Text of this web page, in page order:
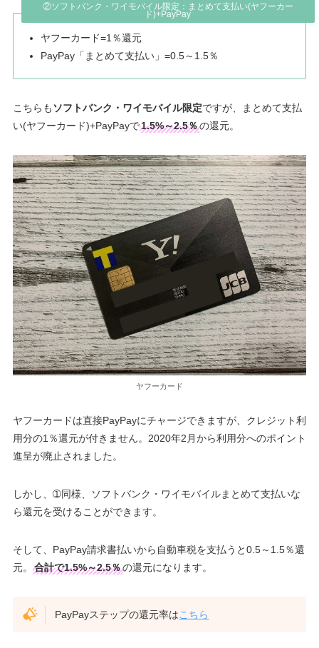
②ソフトバンク・ワイモバイル限定：まとめて支払い(ヤフーカー
ド)+PayPay
ヤフーカード=1％還元
PayPay「まとめて支払い」=0.5～1.5％
こちらも ソフトバンク・ワイモバイル限定ですが、まとめて支払
い(ヤフーカード)+PayPayで1.5%～2.5％の還元。
ヤフーカード
ヤフーカードは直接PayPayにチャージできますが、クレジット利
用分の1％還元が付きません。2020年2月から利用分へのポイント
進呈が廃止されました。
しかし、➀同様、ソフトバンク・ワイモバイルまとめて支払いな
ら還元を受けることができます。
そして、PayPay請求書払いから自動車税を支払うと0.5～1.5％還
元。
合計で1.5%～2.5％の還元になります。
PayPayステップの還元率はこちら